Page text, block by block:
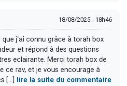
18/08/2025 - 18h46
que j'ai connu grâce à torah box
et répond à des questions
eclairante. Merci torah box de
ce rav, et je vous encourage à
[...]
lire la suite du commentaire